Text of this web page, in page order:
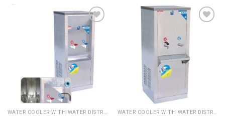
Add to
wishlist
WATER COOLER WITH WATER DISTRIBUTION WATER COOLER WITH WATER DISTRIBUTION